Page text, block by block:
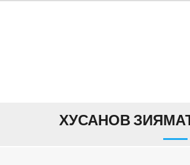
ХУСАНОВ